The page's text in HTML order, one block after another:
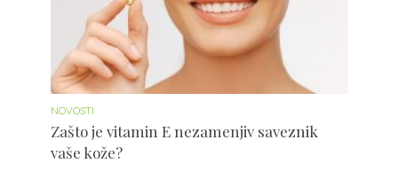
NOVOSTI
Zašto je vitamin E nezamenjiv saveznik
vaše kože?